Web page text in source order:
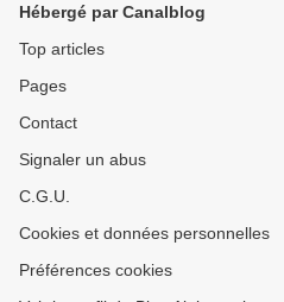
Hébergé par Canalblog
Top articles
Pages
Contact
Signaler un abus
C.G.U.
Cookies et données personnelles
Préférences cookies